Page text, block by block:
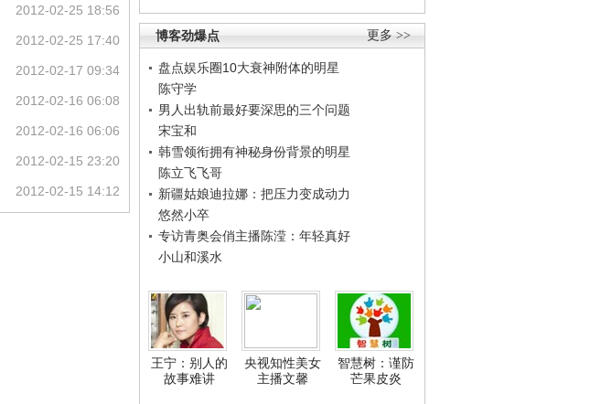
更多 >>
博客劲爆点
盘点娱乐圈10大衰神附体的明星
陈守学
男人出轨前最好要深思的三个问题
宋宝和
韩雪领衔拥有神秘身份背景的明星
陈立飞飞哥
新疆姑娘迪拉娜：把压力变成动力
悠然小卒
专访青奥会俏主播陈滢：年轻真好
小山和溪水
王宁：别人的
故事难讲
央视知性美女
主播文馨
智慧树：谨防
芒果皮炎
2012-02-25 18:56
2012-02-25 17:40
2012-02-17 09:34
2012-02-16 06:08
2012-02-16 06:06
2012-02-15 23:20
2012-02-15 14:12